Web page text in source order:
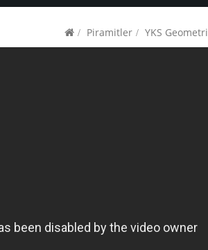
Piramitler YKS Geometri